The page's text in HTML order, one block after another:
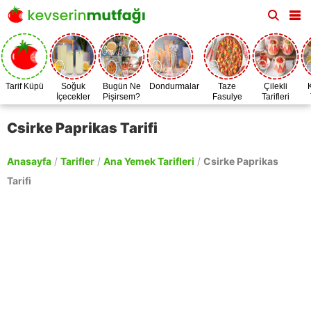
Tarif Küpü
Soğuk
İçecekler
Bugün Ne
Pişirsem?
Dondurmalar
Taze
Fasulye
Zamanı
Çilekli
Tarifleri
Csirke Paprikas Tarifi
Anasayfa / Tarifler / Ana Yemek Tarifleri / Csirke Paprikas
Tarifi